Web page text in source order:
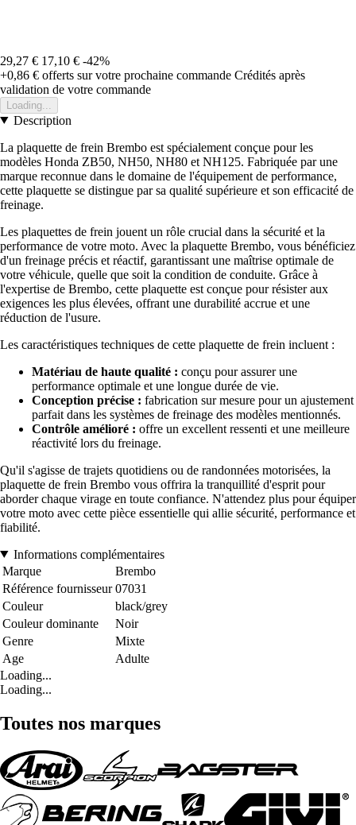
29,27 € 17,10 € -42%
+0,86 € offerts sur votre prochaine commande Crédités après
validation de votre commande
Loading...
Description
La plaquette de frein Brembo est spécialement conçue pour les
modèles Honda ZB50, NH50, NH80 et NH125. Fabriquée par une
marque reconnue dans le domaine de l'équipement de performance,
cette plaquette se distingue par sa qualité supérieure et son efficacité de
freinage.
Les plaquettes de frein jouent un rôle crucial dans la sécurité et la
performance de votre moto. Avec la plaquette Brembo, vous bénéficiez
d'un freinage précis et réactif, garantissant une maîtrise optimale de
votre véhicule, quelle que soit la condition de conduite. Grâce à
l'expertise de Brembo, cette plaquette est conçue pour résister aux
exigences les plus élevées, offrant une durabilité accrue et une
réduction de l'usure.
Les caractéristiques techniques de cette plaquette de frein incluent :
Matériau de haute qualité : conçu pour assurer une
performance optimale et une longue durée de vie.
Conception précise : fabrication sur mesure pour un ajustement
parfait dans les systèmes de freinage des modèles mentionnés.
Contrôle amélioré : offre un excellent ressenti et une meilleure
réactivité lors du freinage.
Qu'il s'agisse de trajets quotidiens ou de randonnées motorisées, la
plaquette de frein Brembo vous offrira la tranquillité d'esprit pour
aborder chaque virage en toute confiance. N'attendez plus pour équiper
votre moto avec cette pièce essentielle qui allie sécurité, performance et
fiabilité.
Informations complémentaires
Marque
Brembo
Référence fournisseur 07031
Couleur
black/grey
Couleur dominante
Noir
Genre
Mixte
Age
Adulte
Loading...
Loading...
Toutes nos marques